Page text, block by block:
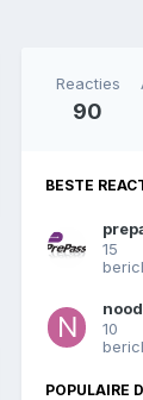
Reacties
90
BESTE
15
10
POPULAIRE